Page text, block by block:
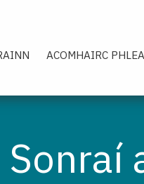
ACOMHAIRC
Sonraí